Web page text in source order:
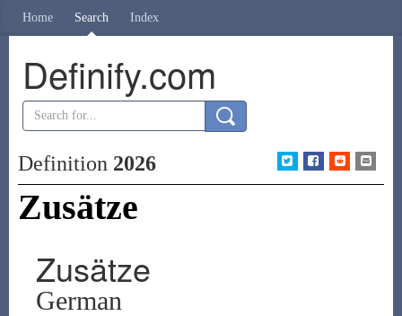
Home Search Index
Definify.com
Definition 2026
Zusätze
Zusätze
German